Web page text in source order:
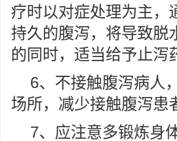
疗时以对症处理为主，
持久的腹泻，将导致脱
的同时，适当给予止泻
6、不接触腹泻病人
场所，减少接触腹泻患
7、应注意多锻炼身